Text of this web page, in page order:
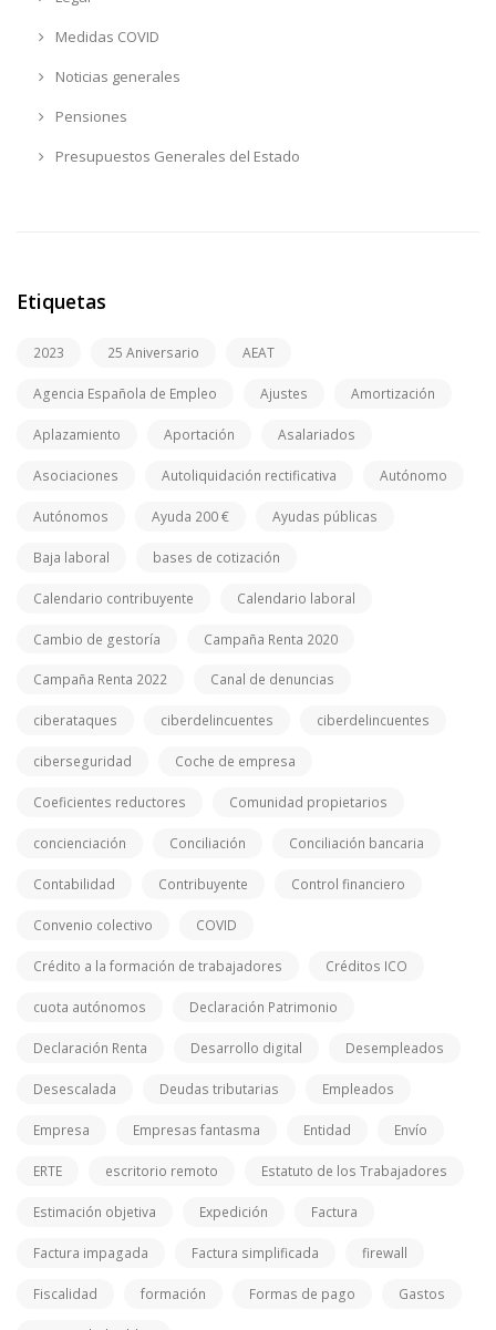
Medidas COVID
Noticias generales
Pensiones
Presupuestos Generales del Estado
Etiquetas
2023 25 Aniversario AEAT
Agencia Española de Empleo Ajustes Amortización
Aplazamiento Aportación Asalariados
Asociaciones Autoliquidación rectificativa Autónomo
Autónomos Ayuda 200 € Ayudas públicas
Baja laboral bases de cotización
Calendario contribuyente Calendario laboral
Cambio de gestoría Campaña Renta 2020
Campaña Renta 2022 Canal de denuncias
ciberataques ciberdelincuentes ciberdelincuentes
ciberseguridad Coche de empresa
Coeficientes reductores Comunidad propietarios
concienciación Conciliación Conciliación bancaria
Contabilidad Contribuyente Control financiero
Convenio colectivo COVID
Crédito a la formación de trabajadores Créditos ICO
cuota autónomos Declaración Patrimonio
Declaración Renta Desarrollo digital Desempleados
Desescalada Deudas tributarias Empleados
Empresa Empresas fantasma Entidad Envío
ERTE escritorio remoto Estatuto de los Trabajadores
Estimación objetiva Expedición Factura
Factura impagada Factura simplificada firewall
Fiscalidad formación Formas de pago Gastos